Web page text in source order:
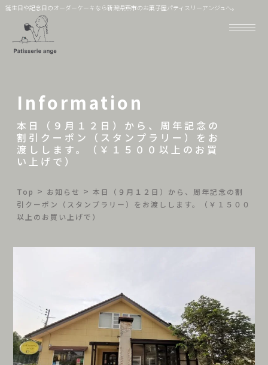
誕生日や記念日のオーダーケーキなら新潟県燕市のお菓子屋パティスリーアンジュへ。
Information
本日（９月１２日）から、周年記念の
割引クーポン（スタンプラリー）をお
渡しします。（￥１５００以上のお買
い上げで）
Top > お知らせ >本日（９月１２日）から、周年記念の割
引クーポン（スタンプラリー）をお渡しします。（￥１５００
以上のお買い上げで）